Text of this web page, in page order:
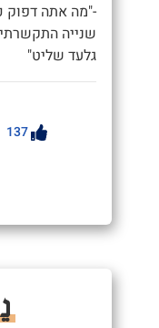
-"מה אתה דפוק
שנייה
גלעד שליט"
137